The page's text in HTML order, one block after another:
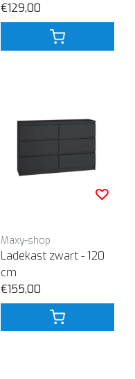
€129,00
Maxy-shop
Ladekast zwart - 120
cm
€155,00